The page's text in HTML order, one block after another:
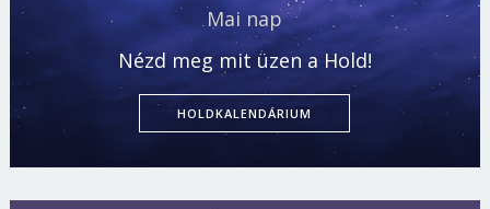
Mai nap
Nézd meg mit üzen a Hold!
HOLDKALENDÁRIUM